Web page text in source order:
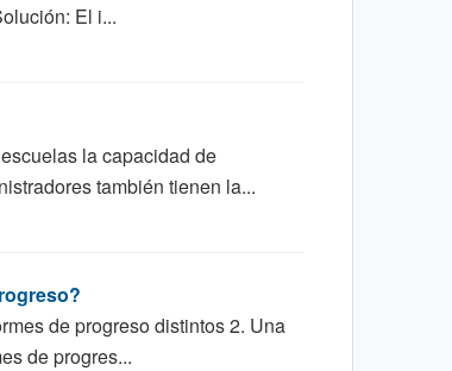
El i...
la capacidad de
también tienen la...
de progreso distintos 2. Una
de progres...